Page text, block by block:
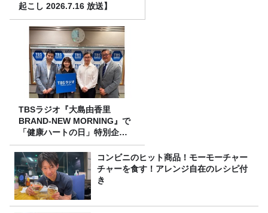
起こし 2026.7.16 放送】
TBSラジオ『大島由香里
BRAND-NEW MORNING』で
「健康ハートの日」特別企画
を8/10（月）に放送
コンビニのヒット商品！モーモーチャー
チャーを食す！アレンジ自在のレシピ付
き